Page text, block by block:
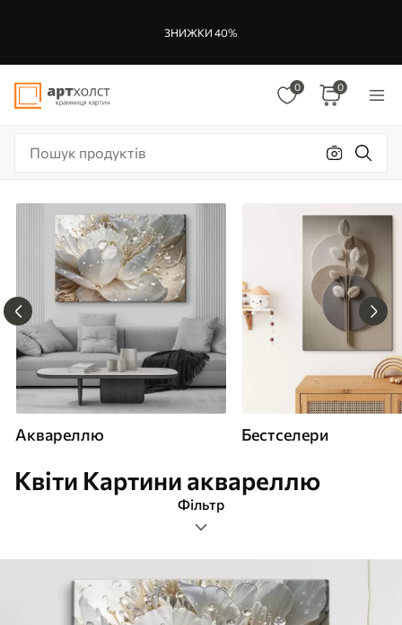
ЗНИЖКИ 40%
0 0
Аквареллю Бестселери
Квіти Картини аквареллю
Фільтр
квіти
Формат зображення